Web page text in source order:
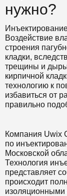
нужно?
Воздействие
строения
кладки,
трещины и
кирпичной
технологию к
избавиться от
правильно
Компания Uwix
по
Московской
Технология
представляет
происходит